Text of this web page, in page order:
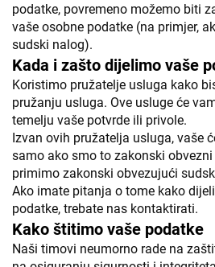
podatke, povremeno možemo biti
vaše osobne podatke (na primjer,
sudski nalog).
Kada i zašto dijelimo vaše
Koristimo pružatelje usluga kako
pružanju usluga. Ove usluge će
temelju vaše potvrde ili privole.
Izvan ovih pružatelja usluga, vaše
samo ako smo to zakonski obvezni
primimo zakonski obvezujući
Ako imate pitanja o tome kako
podatke, trebate nas kontaktirati.
Kako štitimo vaše podatke
Naši timovi neumorno rade na